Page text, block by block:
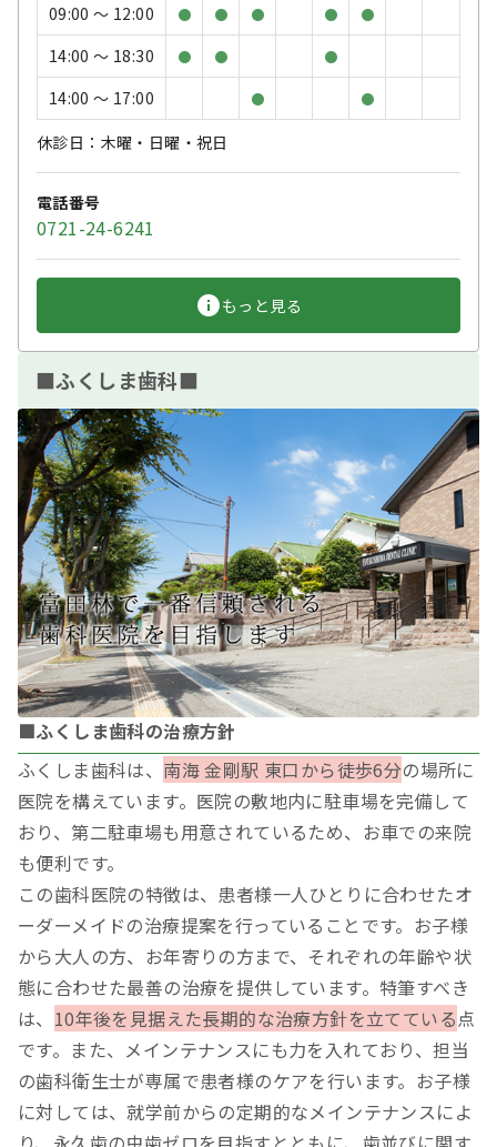
09:00 〜 12:00
● ● ● ● ●
14:00 〜 18:30 ● ● ●
14:00 〜 17:00 ● ●
休診日：木曜・日曜・祝日
電話番号
0721-24-6241
もっと見る
■ふくしま歯科■
■ふくしま歯科の治療方針
ふくしま歯科は、 南海 金剛駅 東口から徒歩6分の場所に
医院を構えています。医院の敷地内に駐車場を完備して
おり、第二駐車場も用意されているため、お車での来院
も便利です。
この歯科医院の特徴は、患者様一人ひとりに合わせたオ
ーダーメイドの治療提案を行っていることです。お子様
から大人の方、お年寄りの方まで、それぞれの年齢や状
態に合わせた最善の治療を提供しています。特筆すべき
は、 10年後を見据えた長期的な治療方針を立てている点
です。また、メインテナンスにも力を入れており、担当
の歯科衛生士が専属で患者様のケアを行います。お子様
に対しては、就学前からの定期的なメインテナンスによ